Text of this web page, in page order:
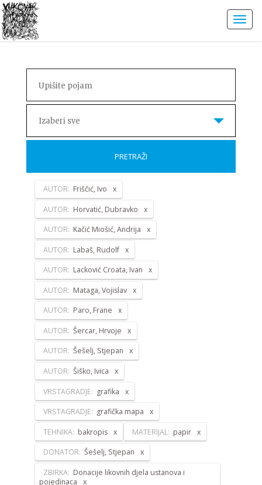
Izaberi sve
PRETRAŽI
AUTOR: Friščić, Ivo
AUTOR: Horvatić, Dubravko
AUTOR: Kačić Miošić, Andrija
AUTOR: Labaš, Rudolf
AUTOR: Lacković Croata, Ivan
AUTOR: Mataga, Vojislav
AUTOR: Paro, Frane
AUTOR: Šercar, Hrvoje
AUTOR: Šešelj, Stjepan
AUTOR: Šiško, Ivica
VRSTAGRADJE: grafika
VRSTAGRADJE: grafička mapa
TEHNIKA: bakropis MATERIJAL: papir
DONATOR: Šešelj, Stjepan
ZBIRKA: Donacije likovnih djela ustanova i
pojedinaca